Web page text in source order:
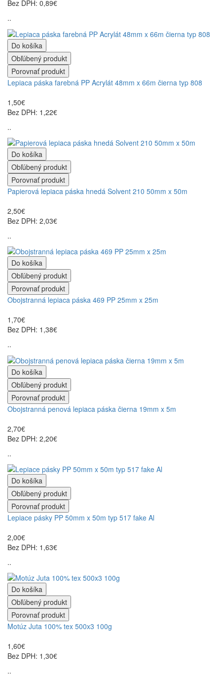
Bez DPH: 0,89€
..
Do košíka
Obľúbený produkt
Porovnať produkt
Lepiaca páska farebná PP Acrylát 48mm x 66m čierna typ 808
1,50€
Bez DPH: 1,22€
..
Do košíka
Obľúbený produkt
Porovnať produkt
Papierová lepiaca páska hnedá Solvent 210 50mm x 50m
2,50€
Bez DPH: 2,03€
..
Do košíka
Obľúbený produkt
Porovnať produkt
Obojstranná lepiaca páska 469 PP 25mm x 25m
1,70€
Bez DPH: 1,38€
..
Do košíka
Obľúbený produkt
Porovnať produkt
Obojstranná penová lepiaca páska čierna 19mm x 5m
2,70€
Bez DPH: 2,20€
..
Do košíka
Obľúbený produkt
Porovnať produkt
Lepiace pásky PP 50mm x 50m typ 517 fake Al
2,00€
Bez DPH: 1,63€
..
Do košíka
Obľúbený produkt
Porovnať produkt
Motúz Juta 100% tex 500x3 100g
1,60€
Bez DPH: 1,30€
..